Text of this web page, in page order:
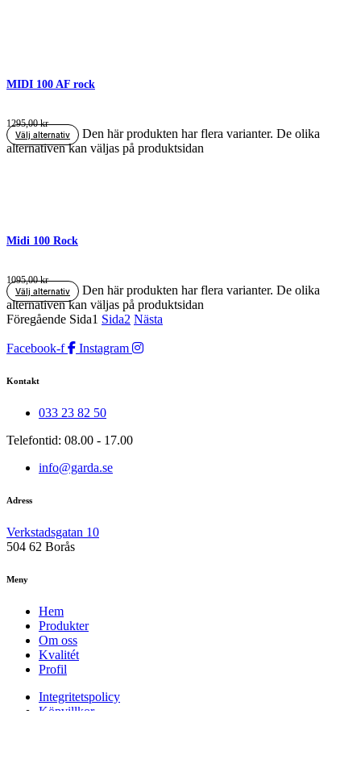
MIDI 100 AF rock
1295,00kr
Välj alternativ
Den här produkten har flera varianter. De olika
alternativen kan väljas på produktsidan
Midi 100 Rock
1095,00kr
Välj alternativ
Den här produkten har flera varianter. De olika
alternativen kan väljas på produktsidan
Föregående Sida1 Sida2 Nästa
Facebook-f Instagram
Kontakt
033 23 82 50
Telefontid: 08.00 - 17.00
info@garda.se
Adress
Verkstadsgatan 10
504 62 Borås
Meny
Hem
Produkter
Om oss
Kvalitét
Profil
Integritetspolicy
Köpvillkor